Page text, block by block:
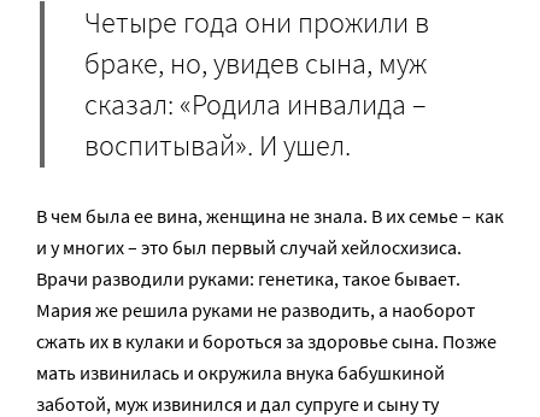
Четыре года они прожили в
браке, но, увидев сына, муж
сказал: «Родила инвалида –
воспитывай». И ушел.
В чем была ее вина, женщина не знала. В их семье – как
и у многих – это был первый случай хейлосхизиса.
Врачи разводили руками: генетика, такое бывает.
Мария же решила руками не разводить, а наоборот
сжать их в кулаки и бороться за здоровье сына. Позже
мать извинилась и окружила внука бабушкиной
заботой, муж извинился и дал супруге и сыну ту